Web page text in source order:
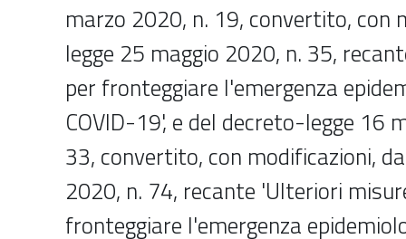
marzo 2020, n. 19, convertito, con
legge 25 maggio 2020, n. 35,
per fronteggiare l'emergenza
COVID-19', e del decreto-legge 16
33, convertito, con modificazioni,
2020, n. 74, recante 'Ulteriori
fronteggiare l'emergenza